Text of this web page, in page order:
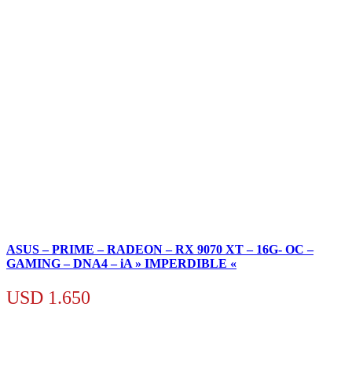
ASUS – PRIME – RADEON – RX 9070 XT – 16G- OC –
GAMING – DNA4 – iA » IMPERDIBLE «
USD 1.650